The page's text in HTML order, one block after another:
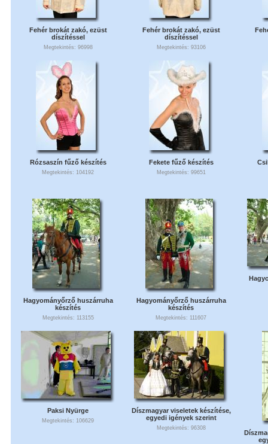
Fehér brokát zakó, ezüst
díszítéssel
Megtekintés: 96998
Fehér brokát zakó, ezüst
díszítéssel
Megtekintés: 93106
Rózsaszín fűző készítés
Megtekintés: 104192
Fekete fűző készítés
Megtekintés: 99651
Hagyományőrző huszárruha
készítés
Megtekintés: 113155
Hagyományőrző huszárruha
készítés
Megtekintés: 111607
Paksi Nyürge
Megtekintés: 106629
Díszmagyar viseletek készítése,
egyedi igények szerint
Megtekintés: 96308